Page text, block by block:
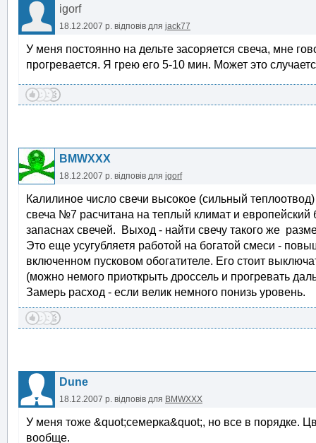
igorf
18.12.2007 р. відповів для jack77
У меня постоянно на дельте засоряется свеча, мне
прогревается. Я грею его 5-10 мин. Может это
BMWXXX
18.12.2007 р. відповів для igorf
Калилиное число свечи высокое (сильный
свеча №7 расчитана на теплый климат и европейский
запаснах свечей. Выход - найти свечу такого же
Это еще усугубляетя работой на богатой смеси -
включенном пусковом обогатителе. Его стоит
(можно немого приоткрыть дроссель и прогревать
Замерь расход - если велик немного понизь уровень.
Dune
18.12.2007 р. відповів для BMWXXX
У меня тоже &quot;семерка&quot;, но все в порядке.
вообще.